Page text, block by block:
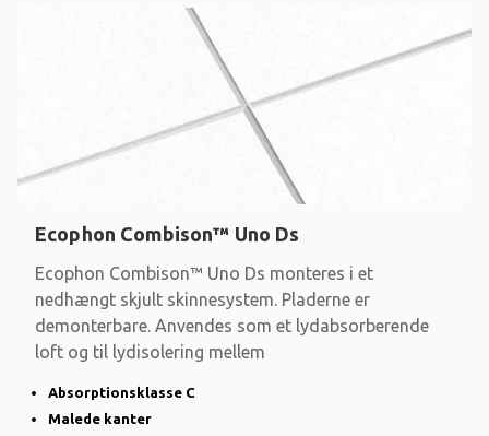
Ecophon Combison™ Uno Ds
Ecophon Combison™ Uno Ds monteres i et
nedhængt skjult skinnesystem. Pladerne er
demonterbare. Anvendes som et lydabsorberende
loft og til lydisolering mellem
Absorptionsklasse C
Malede kanter